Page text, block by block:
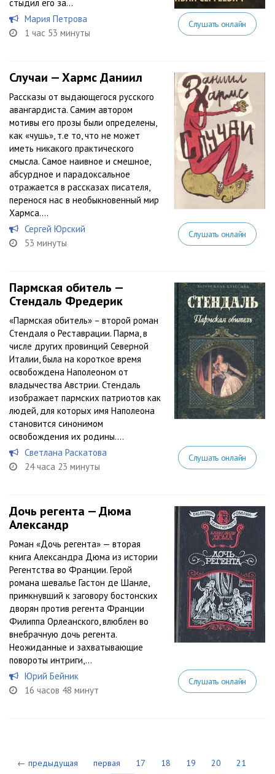
стыдил его за...
Мария Петрова
1 час 53 минуты
Слушать онлайн
Случаи — Хармс Даниил
Рассказы от выдающегося русского
авангардиста. Самим автором
мотивы его прозы были определены,
как «чушь», т.е то, что не может
иметь никакого практического
смысла. Самое наивное и смешное,
абсурдное и парадоксальное
отражается в рассказах писателя,
перенося нас в необыкновенный мир
Хармса....
Сергей Юрский
53 минуты
Слушать онлайн
Пармская обитель —
Стендаль Фредерик
«Пармская обитель» – второй роман
Стендаля о Реставрации. Парма, в
числе других провинций Северной
Италии, была на короткое время
освобождена Наполеоном от
владычества Австрии. Стендаль
изображает пармских патриотов как
людей, для которых имя Наполеона
становится синонимом
освобождения их родины....
Светлана Раскатова
24 часа 23 минуты
Слушать онлайн
Дочь регента — Дюма
Александр
Роман «Дочь регента» — вторая
книга Александра Дюма из истории
Регентства во Франции. Герой
романа шевалье Гастон де Шанле,
примкнувший к заговору бостонских
дворян против регента Франции
Филиппа Орлеанского, влюблен во
внебрачную дочь регента.
Неожиданные и захватывающие
повороты интриги,...
Юрий Бейник
16 часов 48 минут
Слушать онлайн
← предыдущая первая 17 18 19 20 21